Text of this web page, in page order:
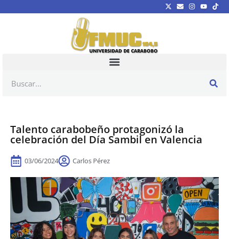
Talento carabobeño protagonizó la
celebración del Día Sambil en Valencia
03/06/2024 Carlos Pérez